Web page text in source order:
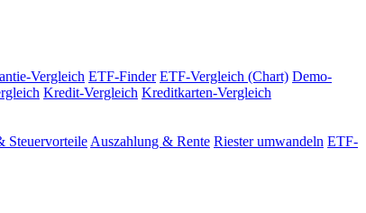
Vergleich ETF-Finder ETF-Vergleich (Chart) Demo-
Kredit-Vergleich Kreditkarten-Vergleich
Steuervorteile Auszahlung & Rente Riester umwandeln ETF-